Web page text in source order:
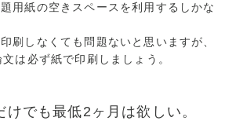
用紙の空きスペースを利用するしかな
刷しなくても問題ないと思いますが、
は必ず紙で印刷しましょう。
でも最低2ヶ月は欲しい。